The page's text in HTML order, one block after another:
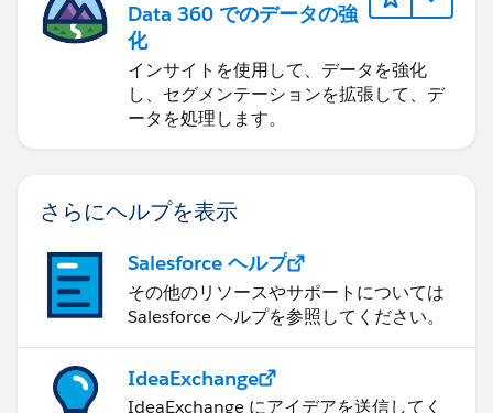
Data 360 でのデータの強
化
インサイトを使用して、データを強化
し、セグメンテーションを拡張して、デ
ータを処理します。
さらにヘルプを表示
Salesforce ヘルプ
その他のリソースやサポートについては
Salesforce ヘルプを参照してください。
IdeaExchange
IdeaExchange にアイデアを送信してく